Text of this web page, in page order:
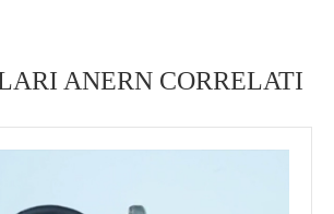
ANERN CORRELATI